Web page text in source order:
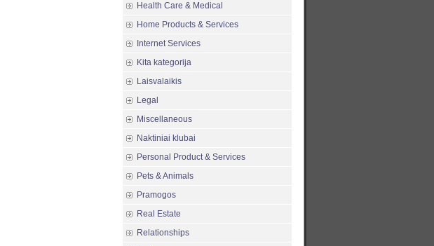
Health Care & Medical
Home Products & Services
Internet Services
Kita kategorija
Laisvalaikis
Legal
Miscellaneous
Naktiniai klubai
Personal Product & Services
Pets & Animals
Pramogos
Real Estate
Relationships